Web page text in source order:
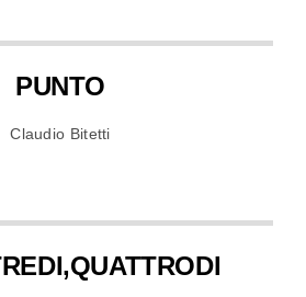
PUNTO
Claudio Bitetti